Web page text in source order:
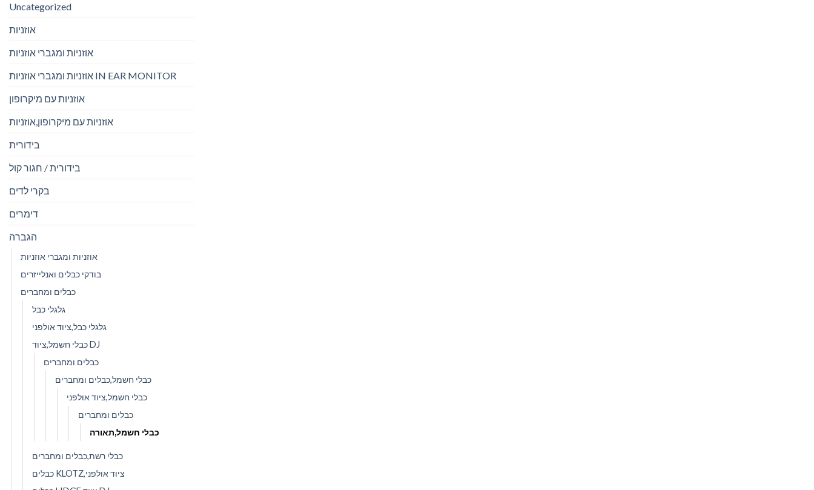
Uncategorized
אוזניות
אוזניות ומגברי אוזניות
אוזניות ומגברי אוזניות IN EAR MONITOR
אוזניות עם מיקרופון
אוזניות עם מיקרופון,אוזניות
בידורית
בידורית / חגור קול
בקרי לדים
דימרים
הגברה
אוזניות ומגברי אוזניות
בודקי כבלים ואנלייזרים
כבלים ומחברים
גלגלי כבל
גלגלי כבל,ציוד אולפני
כבלי חשמל,ציוד DJ
כבלים ומחברים
כבלי חשמל,כבלים ומחברים
כבלי חשמל,ציוד אולפני
כבלים ומחברים
כבלי חשמל,תאורה
כבלי רשת,כבלים ומחברים
כבלים KLOTZ,ציוד אולפני